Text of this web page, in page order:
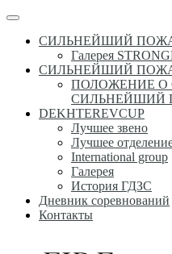
Перейти
содержимому
Меню
СИЛЬНЕЙШИЙ
Галерея
СИЛЬНЕЙШИЙ
ПОЛОЖЕНИЕ О
СИЛЬНЕЙШИЙ
DEKHTEREVCUP
Лучшее звено
Лучшее
International group
Галерея
История ГДЗС
Дневник соревнований
Контакты